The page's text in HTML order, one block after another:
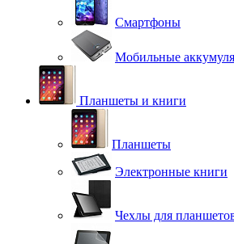
Смартфоны
Мобильные
Планшеты и книги
Планшеты
Электронные книги
Чехлы для